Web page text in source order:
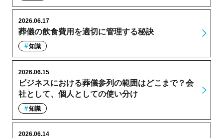
葬儀の飲食費用を適切に管理する秘訣
2026.06.17
知識
ビジネスにおける葬儀参列の範囲はどこまで？会
社として、個人としての使い分け
2026.06.15
知識
2026.06.14